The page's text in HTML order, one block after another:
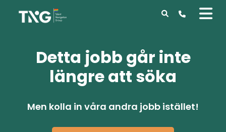
Detta jobb går inte
längre att söka
Men kolla in våra andra jobb istället!